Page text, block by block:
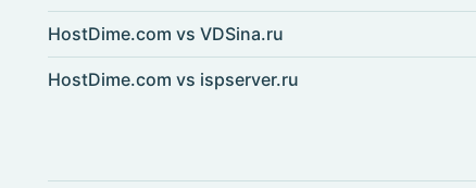
HostDime.com vs VDSina.ru
HostDime.com vs ispserver.ru